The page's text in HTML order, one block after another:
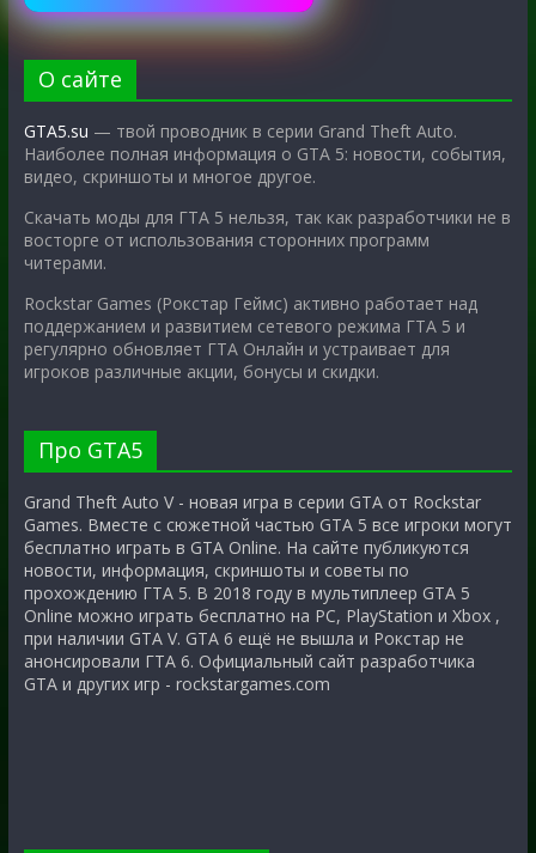
О сайте
GTA5.su — твой проводник в серии Grand Theft Auto.
Наиболее полная информация о GTA 5: новости, события,
видео, скриншоты и многое другое.
Скачать моды для ГТА 5 нельзя, так как разработчики не в
восторге от использования сторонних программ
читерами.
Rockstar Games (Рокстар Геймс) активно работает над
поддержанием и развитием сетевого режима ГТА 5 и
регулярно обновляет ГТА Онлайн и устраивает для
игроков различные акции, бонусы и скидки.
Про GTA5
Grand Theft Auto V - новая игра в серии GTA от Rockstar
Games. Вместе с сюжетной частью GTA 5 все игроки могут
бесплатно играть в GTA Online. На сайте публикуются
новости, информация, скриншоты и советы по
прохождению ГТА 5. В 2018 году в мультиплеер GTA 5
Online можно играть бесплатно на PC, PlayStation и Xbox ,
при наличии GTA V. GTA 6 ещё не вышла и Рокстар не
анонсировали ГТА 6. Официальный сайт разработчика
GTA и других игр - rockstargames.com